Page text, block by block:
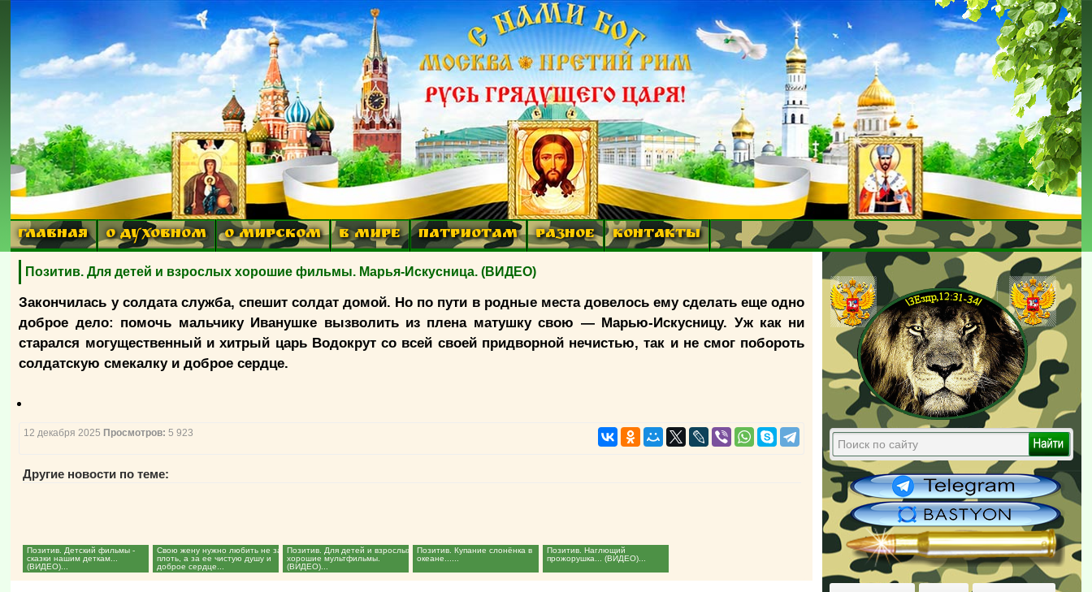
ГЛАВНАЯ О ДУХОВНОМ О МИРСКОМ В МИРЕ ПАТРИОТАМ РАЗНОЕ КОНТАКТЫ
Позитив. Для детей и взрослых хорошие фильмы. Марья-Искусница. (ВИДЕО)
Закончилась у солдата служба, спешит солдат домой. Но по пути в родные места довелось ему сделать еще одно
доброе дело: помочь мальчику Иванушке вызволить из плена матушку свою — Марью-Искусницу. Уж как ни
старался могущественный и хитрый царь Водокрут со всей своей придворной нечистью, так и не смог побороть
солдатскую смекалку и доброе сердце.
12 декабря 2025 Просмотров: 5 923
Другие новости по теме:
Позитив. Детский фильмы -
сказки нашим деткам...
(ВИДЕО)...
Свою жену нужно любить не за
плоть, а за ее чистую душу и
доброе сердце...
Позитив. Для детей и взрослых
хорошие мультфильмы.
(ВИДЕО)...
Позитив. Купание слонёнка в
океане......
Позитив. Наглющий
прожорушка... (ВИДЕО)...